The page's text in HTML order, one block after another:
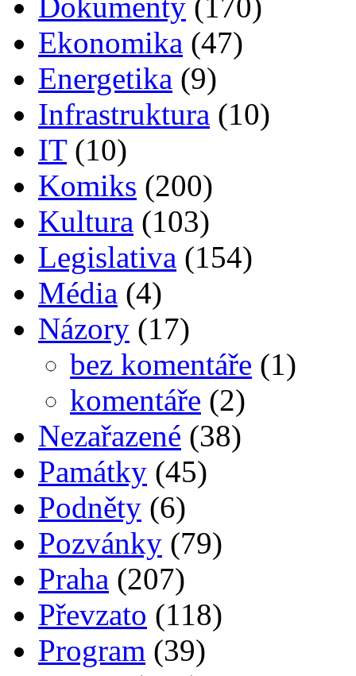
Dokumenty (170)
Ekonomika (47)
Energetika (9)
Infrastruktura (10)
IT(10)
Komiks (200)
Kultura (103)
Legislativa (154)
Média (4)
Názory (17)
bez komentáře (1)
komentáře (2)
Nezařazené (38)
Památky (45)
Podněty (6)
Pozvánky (79)
Praha (207)
Převzato (118)
Program (39)